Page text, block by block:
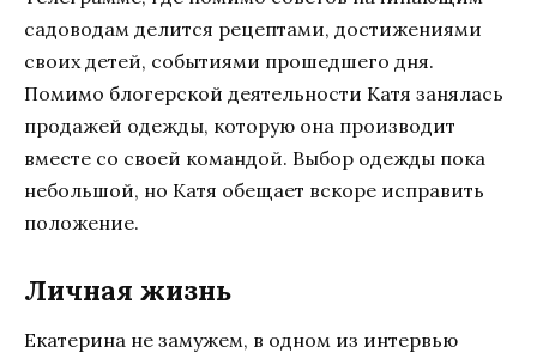
садоводам делится рецептами, достижениями
своих детей, событиями прошедшего дня.
Помимо блогерской деятельности Катя занялась
продажей одежды, которую она производит
вместе со своей командой. Выбор одежды пока
небольшой, но Катя обещает вскоре исправить
положение.
Личная жизнь
Екатерина не замужем, в одном из интервью